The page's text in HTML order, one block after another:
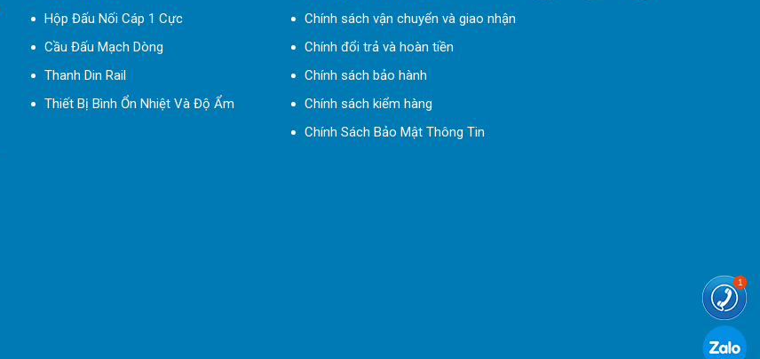
Hộp Đấu Nối Cáp 1 Cực
Cầu Đấu Mạch Dòng
Thanh Din Rail
Thiết Bị Bình Ổn Nhiệt Và Độ Ẩm
Chính sách vận chuyển và giao nhận
Chính đổi trả và hoàn tiền
Chính sách bảo hành
Chính sách kiểm hàng
Chính Sách Bảo Mật Thông Tin